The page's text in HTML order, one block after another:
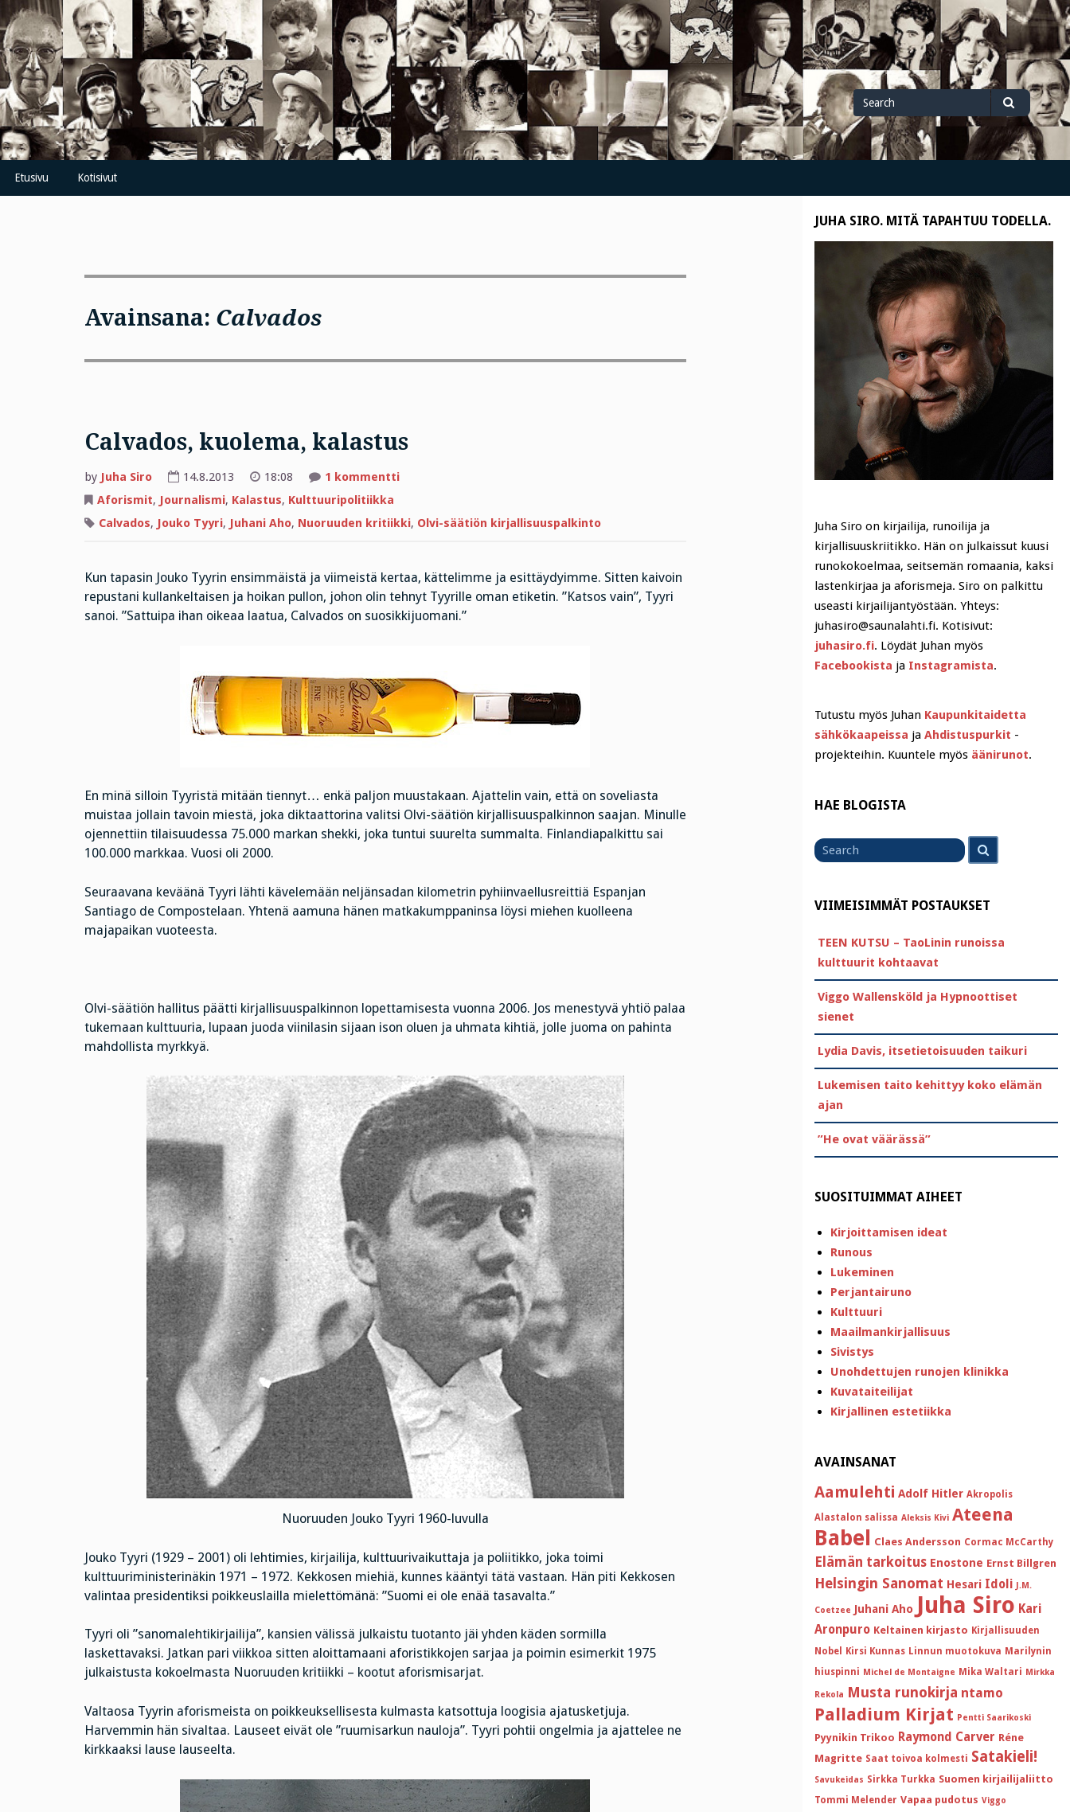
Skip
to
content
Search
for
Search
Etusivu Kotisivut
Avainsana: Calvados
Calvados, kuolema, kalastus
by Juha Siro 14.8.2013 18:08 1 kommenttiartikkeliin
Aforismit, Journalismi, Kalastus, Kulttuuripolitiikka
Calvados, Jouko Tyyri, Juhani Aho, Nuoruuden kritiikki, Olvi-säätiön kirjallisuuspalkinto
Kun tapasin Jouko Tyyrin ensimmäistä ja viimeistä kertaa, kättelimme ja esittäydyimme. Sitten kaivoin
repustani kullankeltaisen ja hoikan pullon, johon olin tehnyt Tyyrille oman etiketin. ”Katsos vain”, Tyyri
sanoi. ”Sattuipa ihan oikeaa laatua, Calvados on suosikkijuomani.”
En minä silloin Tyyristä mitään tiennyt… enkä paljon muustakaan. Ajattelin vain, että on soveliasta
muistaa jollain tavoin miestä, joka diktaattorina valitsi Olvi-säätiön kirjallisuuspalkinnon saajan. Minulle
ojennettiin tilaisuudessa 75.000 markan shekki, joka tuntui suurelta summalta. Finlandiapalkittu sai
100.000 markkaa. Vuosi oli 2000.
Seuraavana keväänä Tyyri lähti kävelemään neljänsadan kilometrin pyhiinvaellusreittiä Espanjan
Santiago de Compostelaan. Yhtenä aamuna hänen matkakumppaninsa löysi miehen kuolleena
majapaikan vuoteesta.
Olvi-säätiön hallitus päätti kirjallisuuspalkinnon lopettamisesta vuonna 2006. Jos menestyvä yhtiö palaa
tukemaan kulttuuria, lupaan juoda viinilasin sijaan ison oluen ja uhmata kihtiä, jolle juoma on pahinta
mahdollista myrkkyä.
Nuoruuden Jouko Tyyri 1960-luvulla
Jouko Tyyri (1929 – 2001) oli lehtimies, kirjailija, kulttuurivaikuttaja ja poliitikko, joka toimi
kulttuuriministerinäkin 1971 – 1972. Kekkosen miehiä, kunnes kääntyi tätä vastaan. Hän piti Kekkosen
valintaa presidentiksi poikkeuslailla mielettömänä: ”Suomi ei ole enää tasavalta.”
Tyyri oli ”sanomalehtikirjailija”, kansien välissä julkaistu tuotanto jäi yhden käden sormilla
laskettavaksi. Jatkan pari viikkoa sitten aloittamaani aforistikkojen sarjaa ja poimin esimerkit 1975
julkaistusta kokoelmasta Nuoruuden kritiikki – kootut aforismisarjat.
Valtaosa Tyyrin aforismeista on poikkeuksellisesta kulmasta katsottuja loogisia ajatusketjuja.
Harvemmin hän sivaltaa. Lauseet eivät ole ”ruumisarkun nauloja”. Tyyri pohtii ongelmia ja ajattelee ne
kirkkaaksi lause lauseelta.
JUHA SIRO. MITÄ TAPAHTUU TODELLA.
Juha Siro on kirjailija, runoilija ja
kirjallisuuskriitikko. Hän on julkaissut kuusi
runokokoelmaa, seitsemän romaania, kaksi
lastenkirjaa ja aforismeja. Siro on palkittu
useasti kirjailijantyöstään. Yhteys:
juhasiro@saunalahti.fi. Kotisivut:
juhasiro.fi. Löydät Juhan myös
Facebookista ja Instagramista.
Tutustu myös Juhan Kaupunkitaidetta
sähkökaapeissa ja Ahdistuspurkit -
projekteihin. Kuuntele myös äänirunot.
HAE BLOGISTA
for
VIIMEISIMMÄT POSTAUKSET
TEEN KUTSU – TaoLinin runoissa
kulttuurit kohtaavat
Viggo Wallensköld ja Hypnoottiset
sienet
Lydia Davis, itsetietoisuuden taikuri
Lukemisen taito kehittyy koko elämän
ajan
”He ovat väärässä”
SUOSITUIMMAT AIHEET
Kirjoittamisen ideat
Runous
Lukeminen
Perjantairuno
Kulttuuri
Maailmankirjallisuus
Sivistys
Unohdettujen runojen klinikka
Kuvataiteilijat
Kirjallinen estetiikka
AVAINSANAT
Aamulehti Adolf Hitler Akropolis
Alastalon salissa Aleksis Kivi Ateena
Babel Claes Andersson Cormac McCarthy
Elämän tarkoitus Enostone Ernst Billgren
Helsingin Sanomat Hesari Idoli J.M.
Coetzee Juhani Aho Juha Siro Kari
Aronpuro Keltainen kirjasto Kirjallisuuden
Nobel
Kirsi Kunnas Linnun muotokuva Marilynin
hiuspinni Michel de Montaigne Mika Waltari Mirkka
Rekola Musta runokirja ntamo
Palladium Kirjat Pentti Saarikoski
Pyynikin Trikoo Raymond Carver Réne
Magritte Saat toivoa kolmesti Satakieli!
Savukeidas Sirkka Turkka Suomen kirjailijaliitto
Tommi Melender Vapaa pudotus Viggo